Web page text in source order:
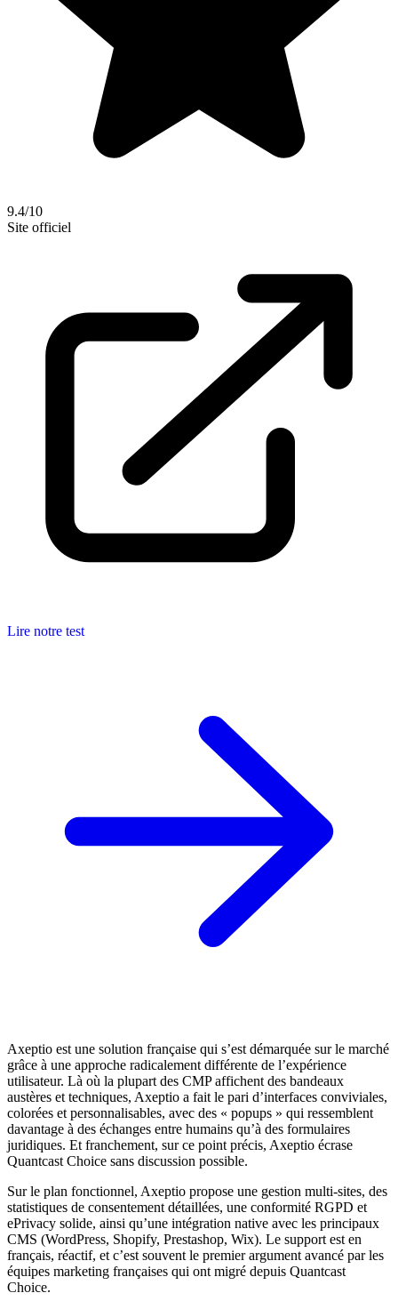
9.4/10
Site officiel
Lire notre test
Axeptio est une solution française qui s’est démarquée sur le marché
grâce à une approche radicalement différente de l’expérience
utilisateur. Là où la plupart des CMP affichent des bandeaux
austères et techniques, Axeptio a fait le pari d’interfaces conviviales,
colorées et personnalisables, avec des « popups » qui ressemblent
davantage à des échanges entre humains qu’à des formulaires
juridiques. Et franchement, sur ce point précis, Axeptio écrase
Quantcast Choice sans discussion possible.
Sur le plan fonctionnel, Axeptio propose une gestion multi-sites, des
statistiques de consentement détaillées, une conformité RGPD et
ePrivacy solide, ainsi qu’une intégration native avec les principaux
CMS (WordPress, Shopify, Prestashop, Wix). Le support est en
français, réactif, et c’est souvent le premier argument avancé par les
équipes marketing françaises qui ont migré depuis Quantcast
Choice.